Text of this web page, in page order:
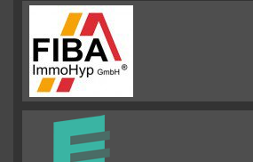
Sternen |
292Emslander
Immobilien
GMBHBewertungen
auf
werkenntdenBESTEN.de